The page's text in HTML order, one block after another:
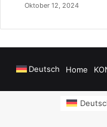
Oktober 12, 2024
Deutsch Home